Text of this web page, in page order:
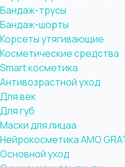
Бандаж-трусы
Бандаж-шорты
Корсеты утягивающие
Косметические средства
Smart косметика
Антивозрастной уход
Для век
Для губ
Маски для лицаа
Нейрокосметика AMO
Основной уход